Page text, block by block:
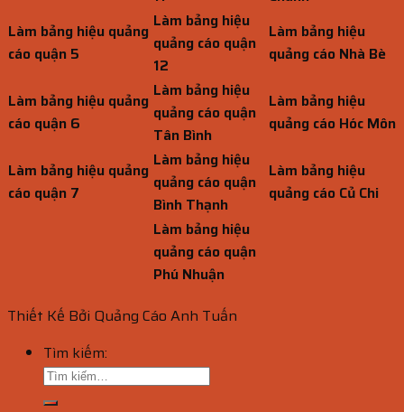
Làm bảng hiệu quảng
cáo quận 5
Làm bảng hiệu
quảng cáo quận
12
Làm bảng hiệu
quảng cáo Nhà Bè
Làm bảng hiệu quảng
cáo quận 6
Làm bảng hiệu
quảng cáo quận
Tân Bình
Làm bảng hiệu
quảng cáo Hóc Môn
Làm bảng hiệu quảng
cáo quận 7
Làm bảng hiệu
quảng cáo quận
Bình Thạnh
Làm bảng hiệu
quảng cáo Củ Chi
Làm bảng hiệu
quảng cáo quận
Phú Nhuận
Thiết Kế Bởi Quảng Cáo Anh Tuấn
Tìm kiếm: